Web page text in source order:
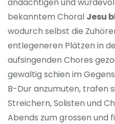
bekanntem Choral Jesu
wodurch selbst die
entlegeneren Plätzen in
aufsingenden Chores
gewaltig schien im
B-Dur anzumuten, trafen
Streichern, Solisten und
Abends zum grossen und